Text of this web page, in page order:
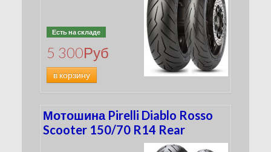
Есть на складе
5 300Руб
в корзину
Мотошина Pirelli Diablo Rosso
Scooter 150/70 R14 Rear